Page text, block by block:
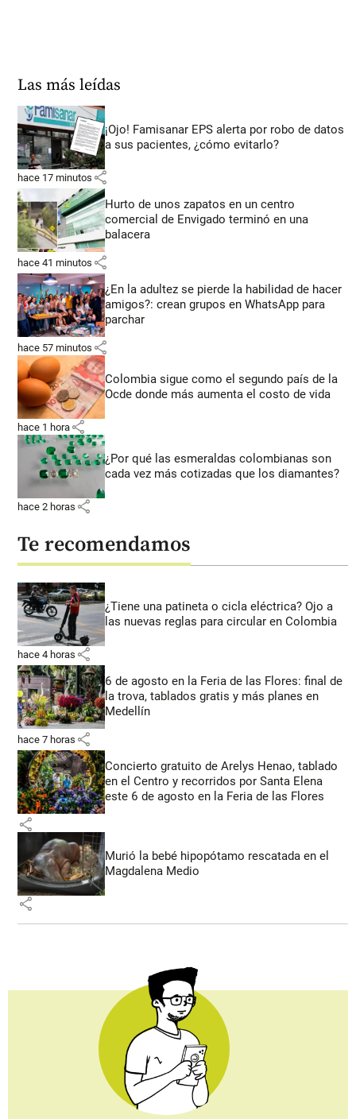
Las más leídas
¡Ojo! Famisanar EPS alerta por robo de datos
a sus pacientes, ¿cómo evitarlo?
hace 17 minutos share
Hurto de unos zapatos en un centro
comercial de Envigado terminó en una
balacera
hace 41 minutos share
¿En la adultez se pierde la habilidad de hacer
amigos?: crean grupos en WhatsApp para
parchar
hace 57 minutos share
Colombia sigue como el segundo país de la
Ocde donde más aumenta el costo de vida
hace 1 hora share
¿Por qué las esmeraldas colombianas son
cada vez más cotizadas que los diamantes?
hace 2 horas share
Te recomendamos
¿Tiene una patineta o cicla eléctrica? Ojo a
las nuevas reglas para circular en Colombia
hace 4 horas share
6 de agosto en la Feria de las Flores: final de
la trova, tablados gratis y más planes en
Medellín
hace 7 horas share
Concierto gratuito de Arelys Henao, tablado
en el Centro y recorridos por Santa Elena
este 6 de agosto en la Feria de las Flores
share
Murió la bebé hipopótamo rescatada en el
Magdalena Medio
share